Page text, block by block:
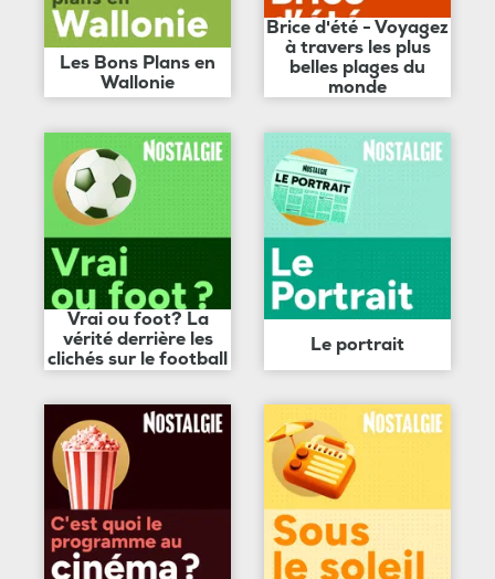
Les Bons Plans en
Wallonie
Brice d'été - Voyagez
à travers les plus
belles plages du
monde
Vrai ou foot? La
vérité derrière les
clichés sur le football
Le portrait